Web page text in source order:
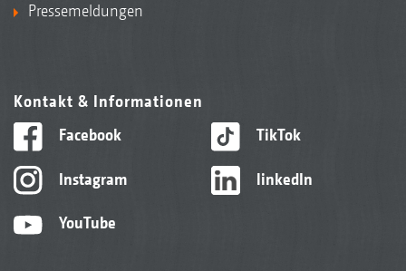
Pressemeldungen
Kontakt & Informationen
Facebook
Instagram
YouTube
TikTok
linkedIn